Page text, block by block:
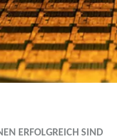
ERFOLGREICH SIND